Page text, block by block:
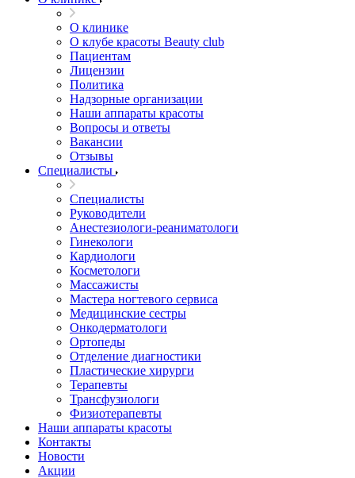
О клинике
О клубе красоты Beauty club
Пациентам
Лицензии
Политика
Надзорные организации
Наши аппараты красоты
Вопросы и ответы
Вакансии
Отзывы
Специалисты
Специалисты
Руководители
Анестезиологи-реаниматологи
Гинекологи
Кардиологи
Косметологи
Массажисты
Мастера ногтевого сервиса
Медицинские сестры
Онкодерматологи
Ортопеды
Отделение диагностики
Пластические хирурги
Терапевты
Трансфузиологи
Физиотерапевты
Наши аппараты красоты
Контакты
Новости
Акции